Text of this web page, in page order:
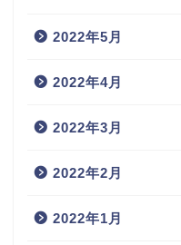
2022年5月
2022年4月
2022年3月
2022年2月
2022年1月